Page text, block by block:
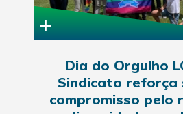
+
Dia do Orgulho
Sindicato reforça
compromisso pelo